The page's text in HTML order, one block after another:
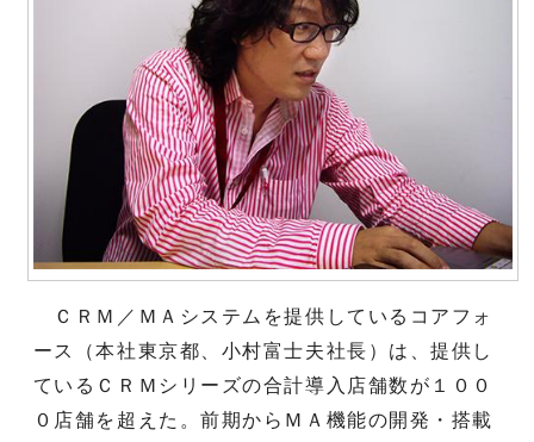
ＣＲＭ／ＭＡシステムを提供しているコアフォ
ース（本社東京都、小村富士夫社長）は、提供し
ているＣＲＭシリーズの合計導入店舗数が１００
０店舗を超えた。前期からＭＡ機能の開発・搭載